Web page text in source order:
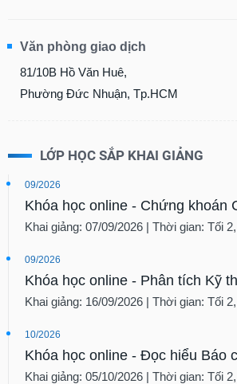
Văn phòng giao dịch
81/10B Hồ Văn Huê,
Phường Đức Nhuận, Tp.HCM
LỚP HỌC SẮP KHAI GIẢNG
09/2026
Khóa học online - Chứng khoán
Khai giảng: 07/09/2026 | Thời gian: Tối
09/2026
Khóa học online - Phân tích Kỹ
Khai giảng: 16/09/2026 | Thời gian: Tối
10/2026
Khóa học online - Đọc hiểu Báo
Khai giảng: 05/10/2026 | Thời gian: Tối